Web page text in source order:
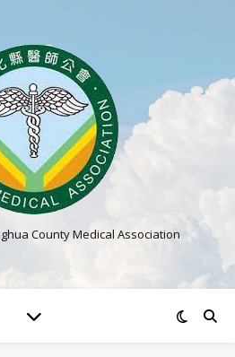
County Medical Association